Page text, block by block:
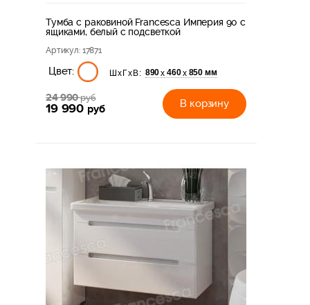
Тумба с раковиной Francesca Империя 90 с
ящиками, белый с подсветкой
Артикул: 17871
Цвет: ШхГхВ: 890х 460х 850 мм
24 990руб
19 990 руб В корзину